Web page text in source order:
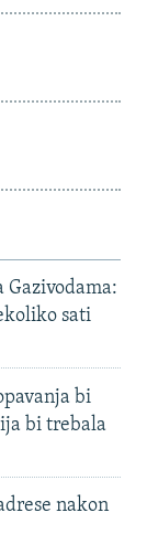
Gazivodama:
sati
bi
bi trebala
nakon